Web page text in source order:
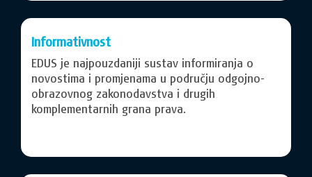
Informativnost
EDUS je najpouzdaniji sustav informiranja o
novostima i promjenama u području odgojno-
obrazovnog zakonodavstva i drugih
komplementarnih grana prava.